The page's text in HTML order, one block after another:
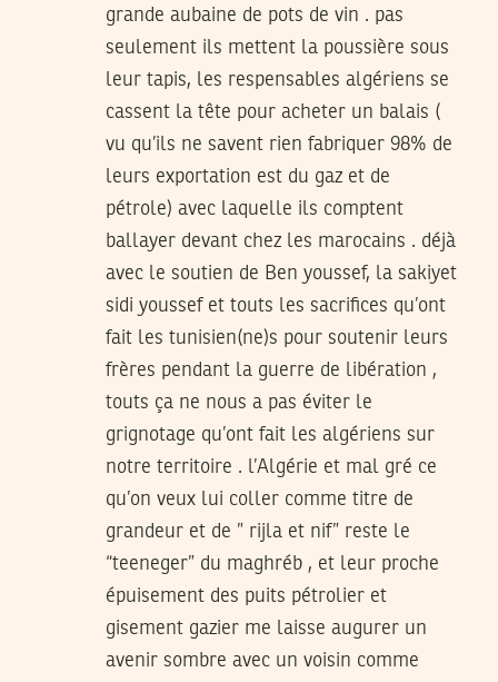
grande aubaine de pots de vin . pas
seulement ils mettent la poussière sous
leur tapis, les respensables algériens se
cassent la tête pour acheter un balais (
vu qu’ils ne savent rien fabriquer 98% de
leurs exportation est du gaz et de
pétrole) avec laquelle ils comptent
ballayer devant chez les marocains . déjà
avec le soutien de Ben youssef, la sakiyet
sidi youssef et touts les sacrifices qu’ont
fait les tunisien(ne)s pour soutenir leurs
frères pendant la guerre de libération ,
touts ça ne nous a pas éviter le
grignotage qu’ont fait les algériens sur
notre territoire . l’Algérie et mal gré ce
qu’on veux lui coller comme titre de
grandeur et de ” rijla et nif” reste le
“teeneger” du maghréb , et leur proche
épuisement des puits pétrolier et
gisement gazier me laisse augurer un
avenir sombre avec un voisin comme